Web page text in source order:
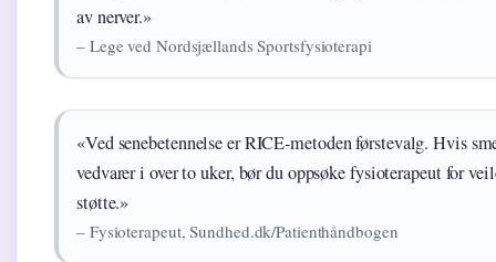
av nerver.»
– Lege ved Nordsjællands Sportsfysioterapi
«Ved senebetennelse er RICE-metoden førstevalg. Hvis
vedvarer i over to uker, bør du oppsøke fysioterapeut for
støtte.»
– Fysioterapeut, Sundhed.dk/Patienthåndbogen